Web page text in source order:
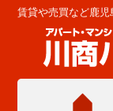
賃貸や売買など鹿